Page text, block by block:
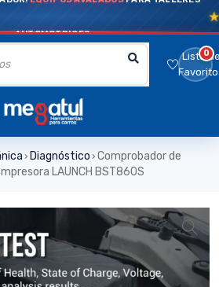
AUTOMOTRICES
Lista0
› Diagnóstico › Comprobador de
LAUNCH BST860S